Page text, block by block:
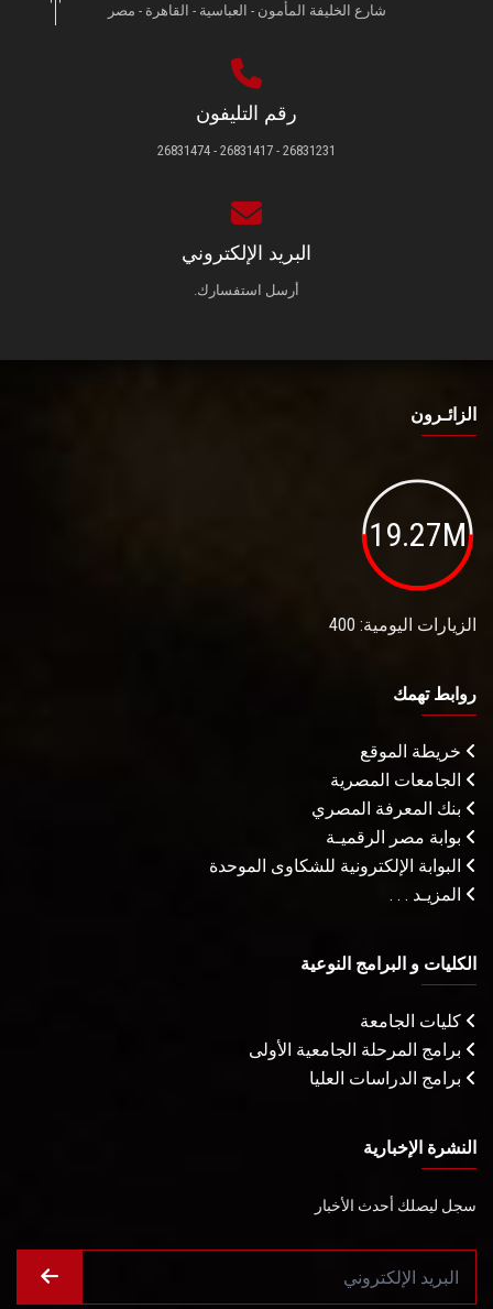
شارع الخليفة المأمون - العباسية - القاهرة - مصر
رقم التليفون
26831231 - 26831417 - 26831474
البريد الإلكتروني
أرسل استفسارك.
الزائـرون
19.27M
الزيارات اليومية: 400
روابط تهمك
خريطة الموقع
الجامعات المصرية
بنك المعرفة المصري
بوابة مصر الرقميـة
البوابة الإلكترونية للشكاوى الموحدة
المزيـد . . .
الكليات و البرامج النوعية
كليات الجامعة
برامج المرحلة الجامعية الأولى
برامج الدراسات العليا
النشرة الإخبارية
سجل ليصلك أحدث الأخبار